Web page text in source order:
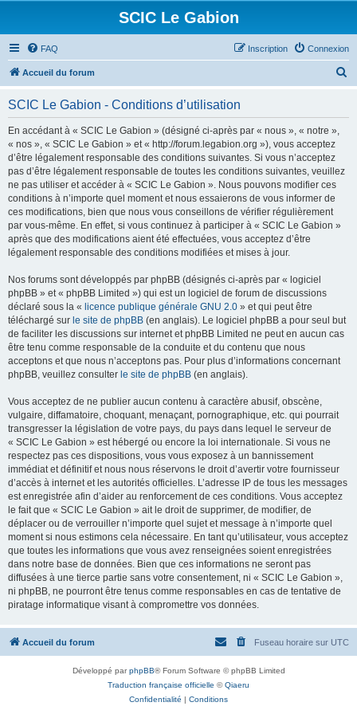
SCIC Le Gabion
FAQ Connexion
Inscription
Accueil du forum
SCIC Le Gabion - Conditions d’utilisation
En accédant à « SCIC Le Gabion » (désigné ci-après par « nous », « notre »,
« nos », « SCIC Le Gabion » et « http://forum.legabion.org »), vous acceptez
d’être légalement responsable des conditions suivantes. Si vous n’acceptez
pas d’être légalement responsable de toutes les conditions suivantes, veuillez
ne pas utiliser et accéder à « SCIC Le Gabion ». Nous pouvons modifier ces
conditions à n’importe quel moment et nous essaierons de vous informer de
ces modifications, bien que nous vous conseillons de vérifier régulièrement
par vous-même. En effet, si vous continuez à participer à « SCIC Le Gabion »
après que des modifications aient été effectuées, vous acceptez d’être
légalement responsable des conditions modifiées et mises à jour.
Nos forums sont développés par phpBB (désignés ci-après par « logiciel
phpBB » et « phpBB Limited ») qui est un logiciel de forum de discussions
déclaré sous la « licence publique générale GNU 2.0 » et qui peut être
téléchargé sur le site de phpBB (en anglais). Le logiciel phpBB a pour seul but
de faciliter les discussions sur internet et phpBB Limited ne peut en aucun cas
être tenu comme responsable de la conduite et du contenu que nous
acceptons et que nous n’acceptons pas. Pour plus d’informations concernant
phpBB, veuillez consulter le site de phpBB (en anglais).
Vous acceptez de ne publier aucun contenu à caractère abusif, obscène,
vulgaire, diffamatoire, choquant, menaçant, pornographique, etc. qui pourrait
transgresser la législation de votre pays, du pays dans lequel le serveur de
« SCIC Le Gabion » est hébergé ou encore la loi internationale. Si vous ne
respectez pas ces dispositions, vous vous exposez à un bannissement
immédiat et définitif et nous nous réservons le droit d’avertir votre fournisseur
d’accès à internet et les autorités officielles. L’adresse IP de tous les messages
est enregistrée afin d’aider au renforcement de ces conditions. Vous acceptez
le fait que « SCIC Le Gabion » ait le droit de supprimer, de modifier, de
déplacer ou de verrouiller n’importe quel sujet et message à n’importe quel
moment si nous estimons cela nécessaire. En tant qu’utilisateur, vous acceptez
que toutes les informations que vous avez renseignées soient enregistrées
dans notre base de données. Bien que ces informations ne seront pas
diffusées à une tierce partie sans votre consentement, ni « SCIC Le Gabion »,
ni phpBB, ne pourront être tenus comme responsables en cas de tentative de
piratage informatique visant à compromettre vos données.
Accueil du forum Fuseau horaire sur UTC
Développé parphpBB® Forum Software © phpBB Limited
Traduction française officielle ©Qiaeru
Confidentialité | Conditions